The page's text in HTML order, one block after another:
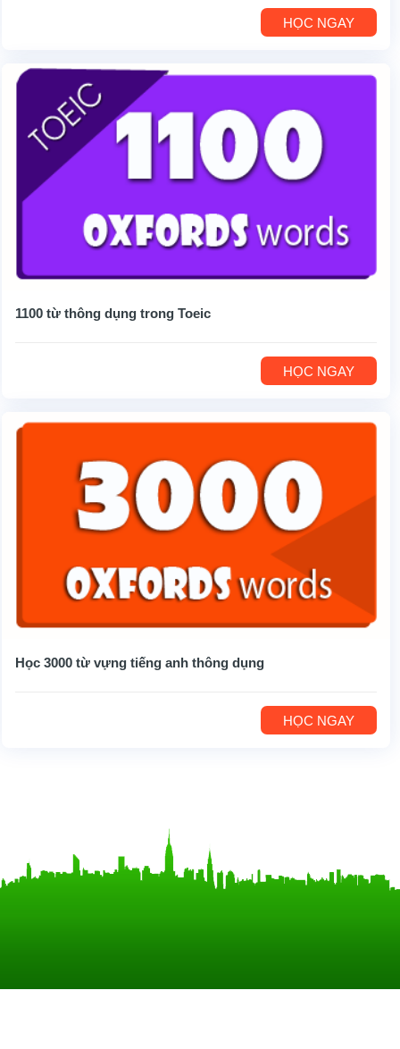
HỌC NGAY
1100 từ thông dụng trong Toeic
HỌC NGAY
Học 3000 từ vựng tiếng anh thông dụng
HỌC NGAY